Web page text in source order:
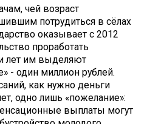
чей возраст
потрудиться в сёлах
оказывает с 2012
проработать
лет им выделяют
- один миллион руб­лей.
как нужно деньги
одно лишь «пожелание»:
выплаты могут